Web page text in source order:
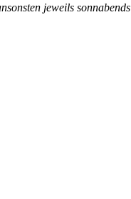
jeweils sonnabends